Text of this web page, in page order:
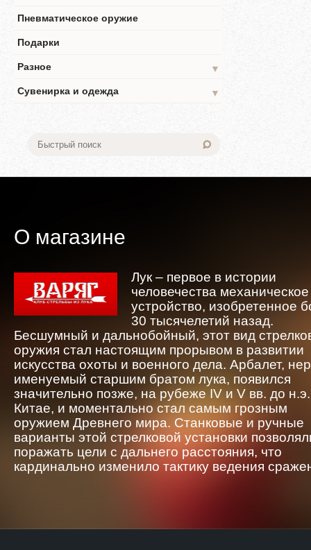
Пневматическое оружие
Подарки
Разное
▼
Сувенирка и одежда
▼
О магазине
Лук – первое в истории
человечества механическое
устройство, изобретенное
30 тысячелетий назад.
Бесшумный и дальнобойный, этот вид
оружия стал настоящим прорывом в развитии
искусства охоты и военного дела. Арбалет,
именуемый старшим братом лука, появился
значительно позже, на рубеже IV и V вв. до
Китае, и моментально стал самым грозным
оружием Древнего мира. Станковые и ручные
варианты этой стрелковой установки
поражать цели с дальнего расстояния, что
кардинально изменило тактику ведения